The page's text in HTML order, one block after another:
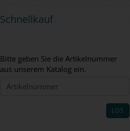
Schnellkauf
BITTE
GEBEN
DIE
Bitte geben Sie die Artikelnummer
aus unserem Katalog ein.
LOS